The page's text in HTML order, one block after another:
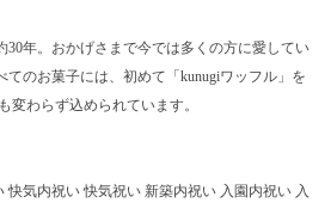
30年。おかげさまで今では多くの方に愛してい
てのお菓子には、初めて「kunugiワッフル」を
変わらず込められています。
快気内祝い 快気祝い 新築内祝い 入園内祝い 入